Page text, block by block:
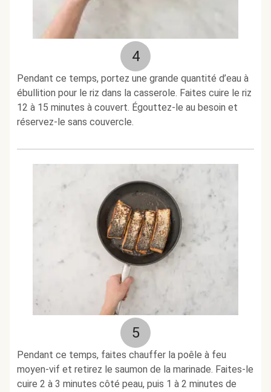
4
Pendant ce temps, portez une grande quantité d’eau à
ébullition pour le riz dans la casserole. Faites cuire le riz
12 à 15 minutes à couvert. Égouttez-le au besoin et
réservez-le sans couvercle.
5
Pendant ce temps, faites chauffer la poêle à feu
moyen-vif et retirez le saumon de la marinade. Faites-le
cuire 2 à 3 minutes côté peau, puis 1 à 2 minutes de